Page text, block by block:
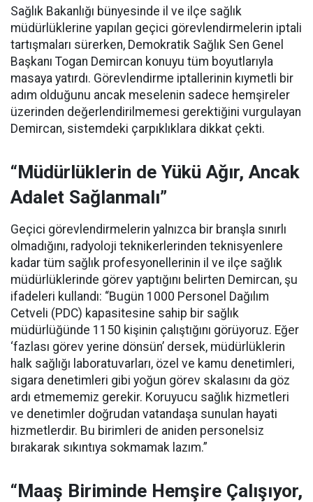
Sağlık Bakanlığı bünyesinde il ve ilçe sağlık
müdürlüklerine yapılan geçici görevlendirmelerin iptali
tartışmaları sürerken, Demokratik Sağlık Sen Genel
Başkanı Togan Demircan konuyu tüm boyutlarıyla
masaya yatırdı. Görevlendirme iptallerinin kıymetli bir
adım olduğunu ancak meselenin sadece hemşireler
üzerinden değerlendirilmemesi gerektiğini vurgulayan
Demircan, sistemdeki çarpıklıklara dikkat çekti.
“Müdürlüklerin de Yükü Ağır, Ancak
Adalet Sağlanmalı”
Geçici görevlendirmelerin yalnızca bir branşla sınırlı
olmadığını, radyoloji teknikerlerinden teknisyenlere
kadar tüm sağlık profesyonellerinin il ve ilçe sağlık
müdürlüklerinde görev yaptığını belirten Demircan, şu
ifadeleri kullandı: “Bugün 1000 Personel Dağılım
Cetveli (PDC) kapasitesine sahip bir sağlık
müdürlüğünde 1150 kişinin çalıştığını görüyoruz. Eğer
‘fazlası görev yerine dönsün’ dersek, müdürlüklerin
halk sağlığı laboratuvarları, özel ve kamu denetimleri,
sigara denetimleri gibi yoğun görev skalasını da göz
ardı etmememiz gerekir. Koruyucu sağlık hizmetleri
ve denetimler doğrudan vatandaşa sunulan hayati
hizmetlerdir. Bu birimleri de aniden personelsiz
bırakarak sıkıntıya sokmamak lazım.”
“Maaş Biriminde Hemşire Çalışıyor,